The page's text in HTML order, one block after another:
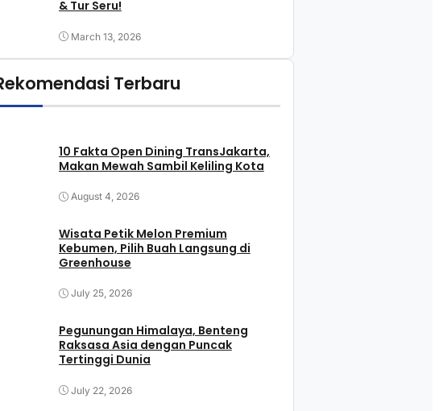
& Tur Seru!
March 13, 2026
Terbaru
10 Fakta Open Dining TransJakarta,
Makan Mewah Sambil Keliling Kota
August 4, 2026
Wisata Petik Melon Premium
Kebumen, Pilih Buah Langsung di
Greenhouse
July 25, 2026
Pegunungan Himalaya, Benteng
Raksasa Asia dengan Puncak
Tertinggi Dunia
July 22, 2026